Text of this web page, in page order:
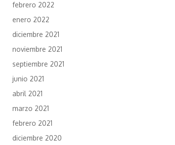
febrero 2022
enero 2022
diciembre 2021
noviembre 2021
septiembre 2021
junio 2021
abril 2021
marzo 2021
febrero 2021
diciembre 2020